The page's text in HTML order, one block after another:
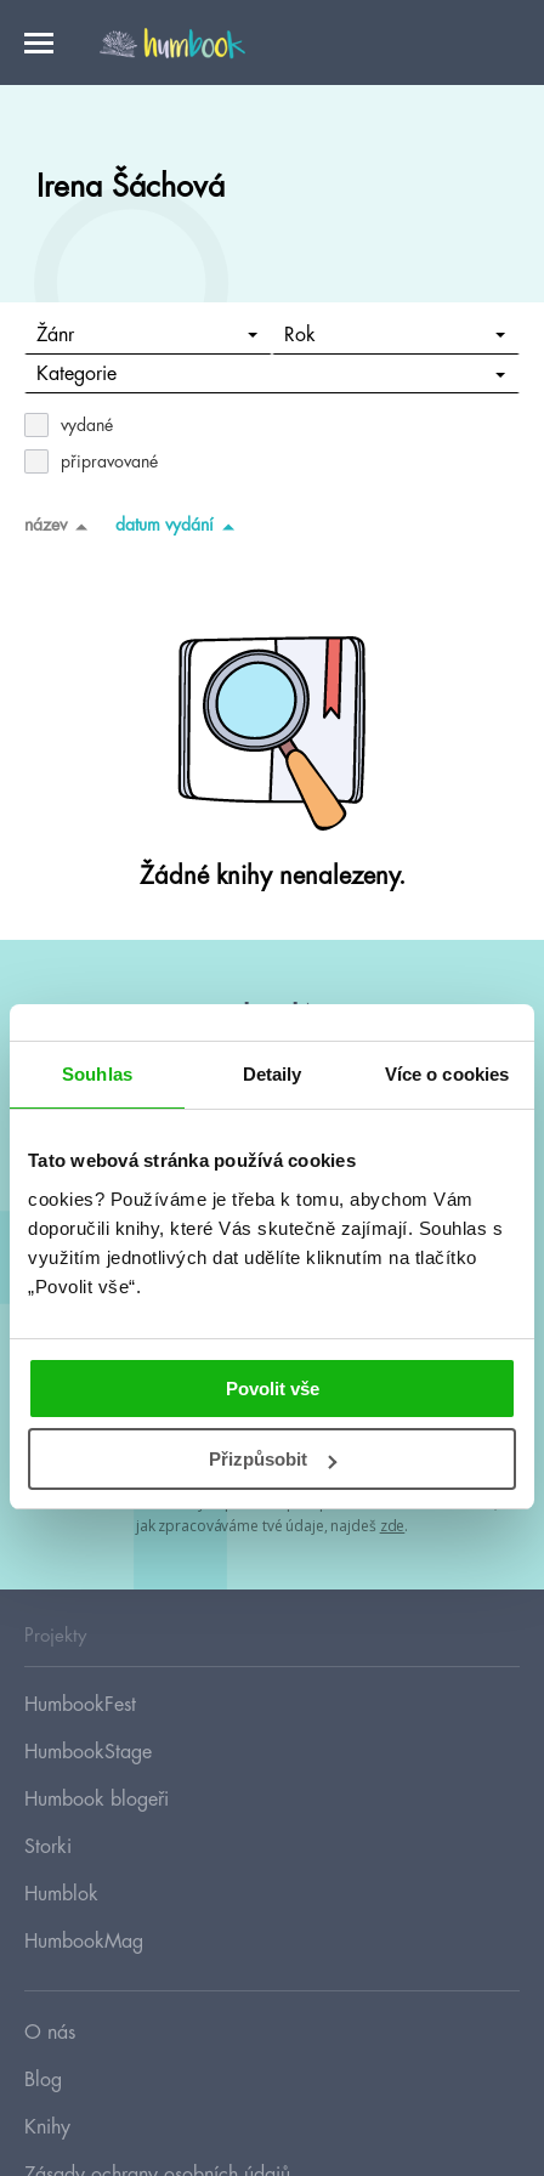
Souhlas Detaily Více o cookies
Tato webová stránka používá cookies
cookies? Používáme je třeba k tomu, abychom Vám
doporučili knihy, které Vás skutečně zajímají. Souhlas s
využitím jednotlivých dat udělíte kliknutím na tlačítko
„Povolit vše“.
Povolit vše
Přizpůsobit
Irena Šáchová
Žánr Rok
Kategorie
vydané
připravované
název datum vydání
Žádné knihy nenalezeny.
Vše kolem #youngadult každý měsíc rovnou do mailu!
a seriálové adaptace a další.
Souhlasím spodmínkami zpracování osobních údajů
Tvá e-mailová adresa je u nás v bezpečí. Přečti si
jak zpracováváme tvé údaje, najdeš zde.
Projekty
HumbookFest
HumbookStage
Humbook blogeři
Storki
Humblok
HumbookMag
O nás
Blog
Knihy